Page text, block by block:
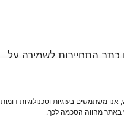
משתמשים בעוגיות וטכנולוגיות דומות
באתר מהווה הסכמה לכך.
כתב התחייבות לשמירה על
חשוב מאוד לדאוג
לגרום לתביעות של אותו
את חוסר שביעות